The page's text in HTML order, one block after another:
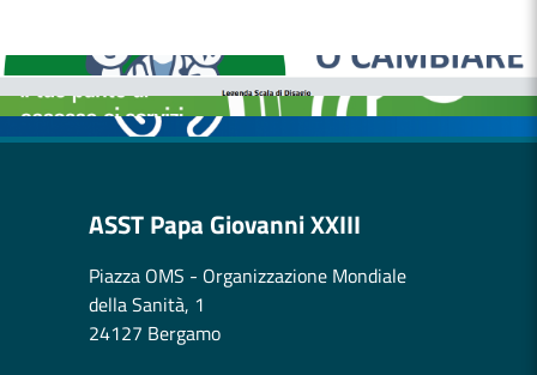
BOLLETTINI DISAGIO DA CALORE
CASE DI COMUNITÀ
OSPEDALE DI COMUNITÀ
ASST Papa Giovanni XXIII
Piazza OMS - Organizzazione Mondiale
della Sanità, 1
24127 Bergamo